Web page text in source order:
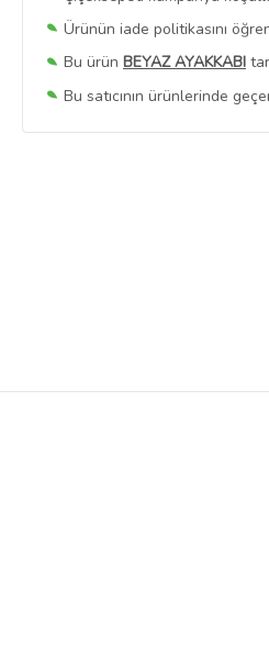
Ürünün iade politikasını
Bu ürün BEYAZ AYAKKABI
Bu satıcının ürünlerinde
Bu SatıcınınTüm Ürünlerini